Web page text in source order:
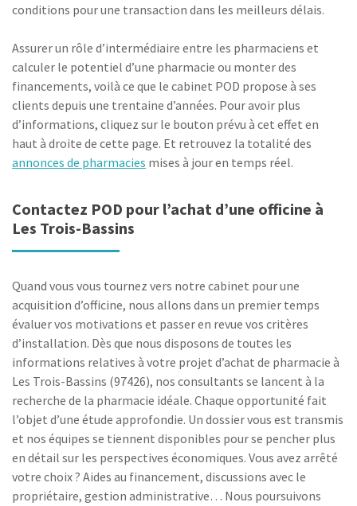
conditions pour une transaction dans les meilleurs délais.
Assurer un rôle d’intermédiaire entre les pharmaciens et
calculer le potentiel d’une pharmacie ou monter des
financements, voilà ce que le cabinet POD propose à ses
clients depuis une trentaine d’années. Pour avoir plus
d’informations, cliquez sur le bouton prévu à cet effet en
haut à droite de cette page. Et retrouvez la totalité des
annonces de pharmacies mises à jour en temps réel.
Contactez POD pour l’achat d’une officine à
Les Trois-Bassins
Quand vous vous tournez vers notre cabinet pour une
acquisition d’officine, nous allons dans un premier temps
évaluer vos motivations et passer en revue vos critères
d’installation. Dès que nous disposons de toutes les
informations relatives à votre projet d’achat de pharmacie à
Les Trois-Bassins (97426), nos consultants se lancent à la
recherche de la pharmacie idéale. Chaque opportunité fait
l’objet d’une étude approfondie. Un dossier vous est transmis
et nos équipes se tiennent disponibles pour se pencher plus
en détail sur les perspectives économiques. Vous avez arrêté
votre choix ? Aides au financement, discussions avec le
propriétaire, gestion administrative… Nous poursuivons